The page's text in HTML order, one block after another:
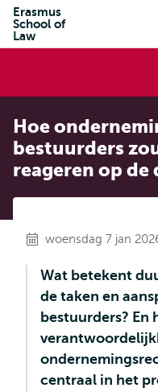
Erasmus
School of
Law
Hoe
bestuurders
reageren op de
woensdag 7 jan
Wat betekent
de taken en
bestuurders? En
centraal in het